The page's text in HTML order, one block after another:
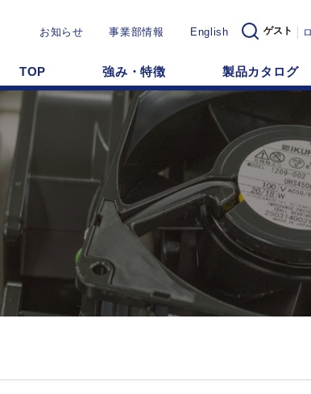
お知らせ 事業部情報 English ゲスト
TOP 強み・特徴 製品カタログ